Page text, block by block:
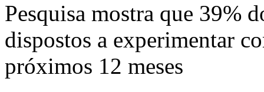
Pesquisa mostra que 39%
dispostos a experimentar
próximos 12 meses